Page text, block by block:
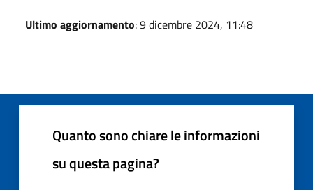
Ultimo aggiornamento: 9 dicembre 2024, 11:48
Quanto sono chiare le informazioni
su questa pagina?